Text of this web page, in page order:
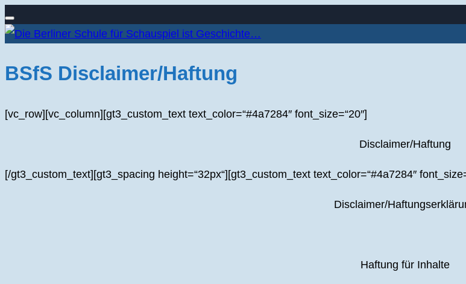
Navigation
umschalten
Zum
springen
BSfS Disclaimer/Haftung
[vc_row][vc_column][gt3_custom_text text_color=“#4a7284″ font_size=“20″]
Disclaimer/Haftung
[/gt3_custom_text][gt3_spacing height=“32px“][gt3_custom_text text_color=“#4a7284″
Disclaimer/
Haftung für Inhalte